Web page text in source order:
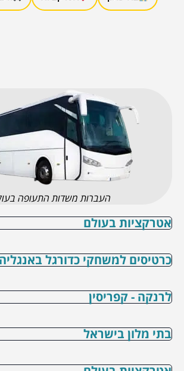
העברות משדות התעופה
אטרקציות בעולם
כרטיסים למשחקי כדורגל
לרנקה - קפריסין
בתי מלון בישראל